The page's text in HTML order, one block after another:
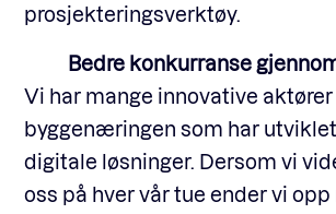
prosjekteringsverktøy.
Bedre konkurranse
Vi har mange innovative aktører
byggenæringen som har
digitale løsninger. Dersom vi
oss på hver vår tue ender vi opp